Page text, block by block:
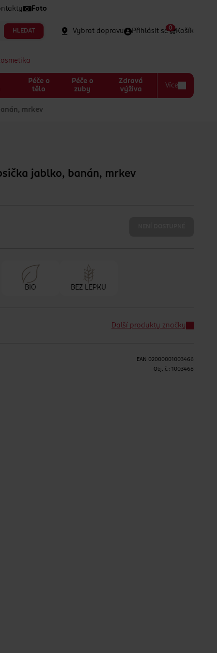
Foto
HLEDAT Vybrat dopravu Přihlásit se Košík
0
Péče o
tělo
Péče o
zuby
Zdravá
výživa
Více
mrkev
jablko, banán, mrkev
BIO BEZ LEPKU
Další produkty značky
EAN 02000001003466
Obj. č.: 1003468